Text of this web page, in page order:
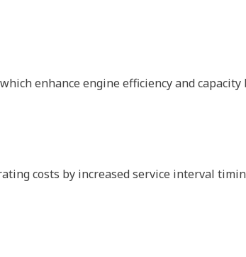
enhance engine efficiency and
costs by increased service interval